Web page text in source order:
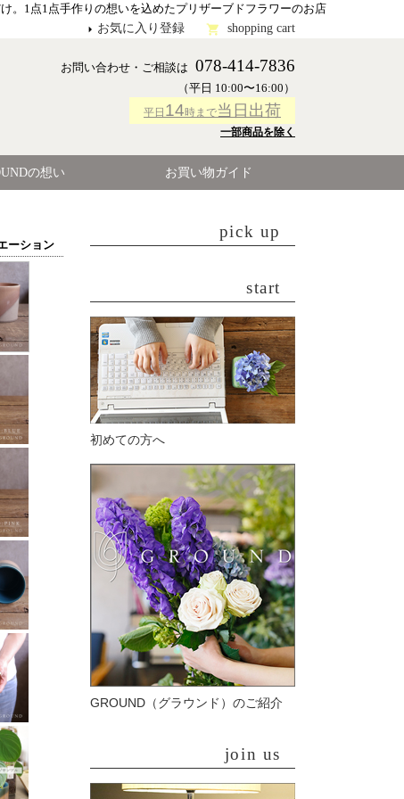
。1点1点手作りの想いを込めたプリザーブドフラワーのお店
お気に入り登録 shopping cart
お問い合わせ・ご相談は 078-414-7836
（平日 10:00〜16:00）
平日 14時まで当日出荷
一部商品を除く
の想い お買い物ガイド
ーション
pick up
start
初めての方へ
GROUND（グラウンド）のご紹介
join us